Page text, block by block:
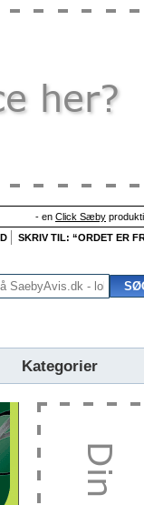
- en Click Sæby
SKRIV TIL: “ORDET ER
Kategorier